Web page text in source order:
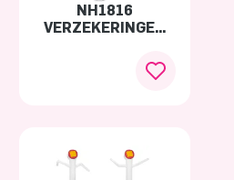
NH1816
VERZEKERINGEN